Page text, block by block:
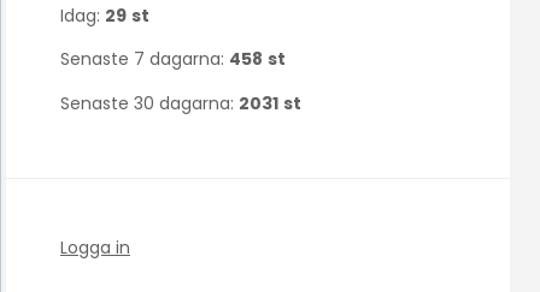
Idag: 29 st
Senaste 7 dagarna: 458 st
Senaste 30 dagarna: 2031 st
Logga in